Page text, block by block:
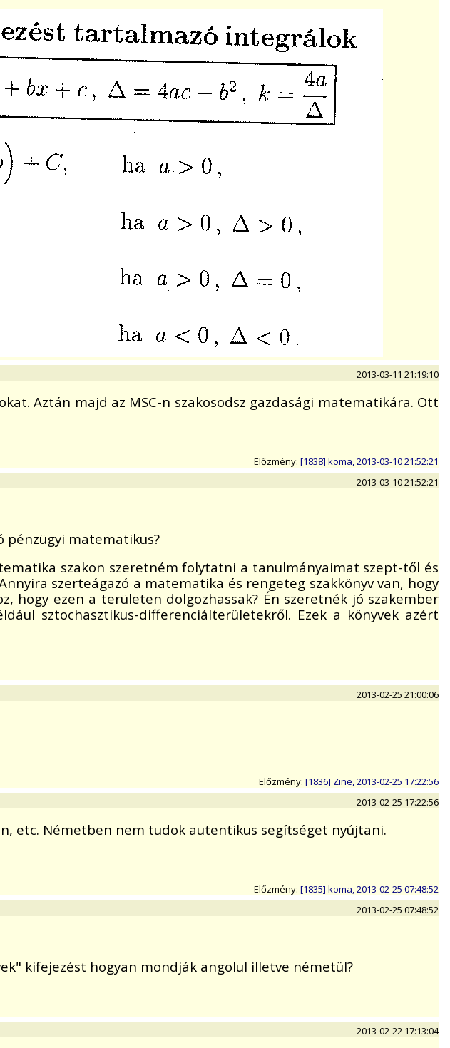
2013-03-11 21:19:10
Aztán majd az MSC-n szakosodsz gazdasági matematikára. Ott
Előzmény: [1838] koma, 2013-03-10 21:52:21
2013-03-10 21:52:21
pénzügyi matematikus?
szakon szeretném folytatni a tanulmányaimat szept-től és
szerteágazó a matematika és rengeteg szakkönyv van, hogy
ezen a területen dolgozhassak? Én szeretnék jó szakember
sztochasztikus-differenciálterületekről. Ezek a könyvek azért
2013-02-25 21:00:06
Előzmény: [1836] Zine, 2013-02-25 17:22:56
2013-02-25 17:22:56
etc. Németben nem tudok autentikus segítséget nyújtani.
Előzmény: [1835] koma, 2013-02-25 07:48:52
2013-02-25 07:48:52
kifejezést hogyan mondják angolul illetve németül?
2013-02-22 17:13:04